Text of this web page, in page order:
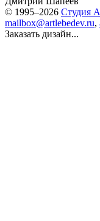
© 1995–2026 Студия
mailbox@artlebedev.ru,
Заказать дизайн...